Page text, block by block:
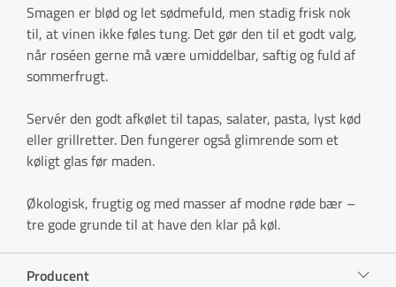
Smagen er blød og let sødmefuld, men stadig frisk nok
til, at vinen ikke føles tung. Det gør den til et godt valg,
når roséen gerne må være umiddelbar, saftig og fuld af
sommerfrugt.
Servér den godt afkølet til tapas, salater, pasta, lyst kød
eller grillretter. Den fungerer også glimrende som et
køligt glas før maden.
Økologisk, frugtig og med masser af modne røde bær –
tre gode grunde til at have den klar på køl.
Producent